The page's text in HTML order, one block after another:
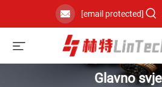
[email protected]
Glavno